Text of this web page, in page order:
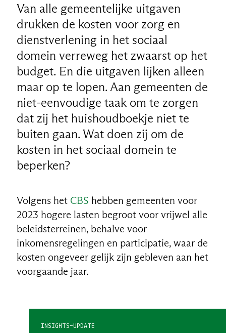
Van alle gemeentelijke uitgaven
drukken de kosten voor zorg en
dienstverlening in het sociaal
domein verreweg het zwaarst op het
budget. En die uitgaven lijken alleen
maar op te lopen. Aan gemeenten de
niet-eenvoudige taak om te zorgen
dat zij het huishoudboekje niet te
buiten gaan. Wat doen zij om de
kosten in het sociaal domein te
beperken?
Volgens het CBS hebben gemeenten voor
2023 hogere lasten begroot voor vrijwel alle
beleidsterreinen, behalve voor
inkomensregelingen en participatie, waar de
kosten ongeveer gelijk zijn gebleven aan het
voorgaande jaar.
INSIGHTS-UPDATE